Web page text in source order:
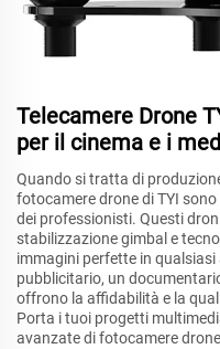
Telecamere Drone
per il cinema e i
Quando si tratta di
fotocamere drone di TYI
dei professionisti. Questi
stabilizzazione gimbal e
immagini perfette in
pubblicitario, un
offrono la affidabilità e la
Porta i tuoi progetti
avanzate di fotocamere